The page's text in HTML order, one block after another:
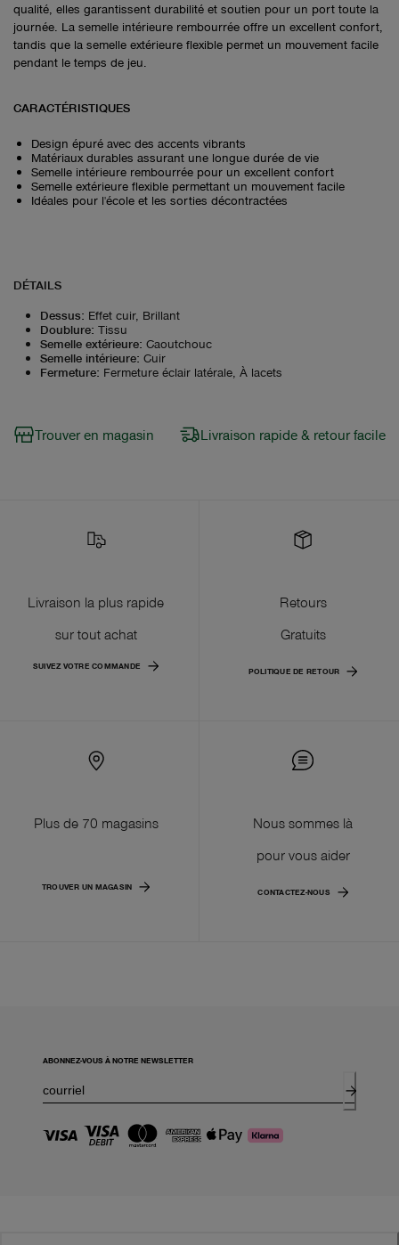
qualité, elles garantissent durabilité et soutien pour un port toute la
journée. La semelle intérieure rembourrée offre un excellent confort,
tandis que la semelle extérieure flexible permet un mouvement facile
pendant le temps de jeu.
CARACTÉRISTIQUES
Design épuré avec des accents vibrants
Matériaux durables assurant une longue durée de vie
Semelle intérieure rembourrée pour un excellent confort
Semelle extérieure flexible permettant un mouvement facile
Idéales pour l'école et les sorties décontractées
DÉTAILS
Dessus: Effet cuir, Brillant
Doublure: Tissu
Semelle extérieure: Caoutchouc
Semelle intérieure: Cuir
Fermeture: Fermeture éclair latérale, À lacets
Trouver en magasin Livraison rapide & retour facile
Livraison la plus rapide
sur tout achat
SUIVEZ VOTRE COMMANDE
Retours
Gratuits
POLITIQUE DE RETOUR
Plus de 70 magasins
TROUVER UN MAGASIN
Nous sommes là
pour vous aider
CONTACTEZ-NOUS
ABONNEZ-VOUS À NOTRE NEWSLETTER